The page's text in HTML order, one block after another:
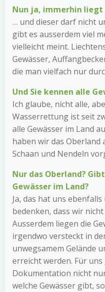
Nun ja, immerhin
… und dieser darf nicht
gibt es ausserdem viel
vielleicht meint.
Gewässer,
die man vielfach nur
Und Sie kennen alle
Ich glaube, nicht alle,
Wasserrettung ist seit
alle Gewässer im Land
haben wir das Oberland
Schaan und Nendeln
Nur das Oberland?
Gewässer im Land?
Ja, das hat uns
bedenken, dass wir
Ausserdem liegen die
irgendwo versteckt in
unwegsamem Gelände
erreicht werden. Für
Dokumentation nicht
welche Gewässer gibt,